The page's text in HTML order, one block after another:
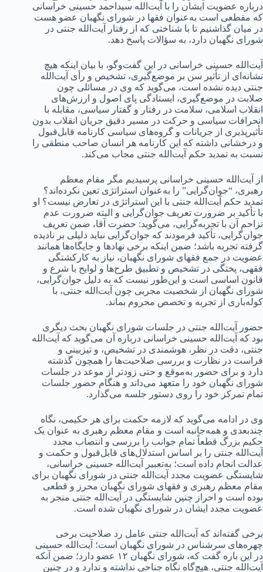
درباره عضویت ایشان را با آیت‌الله سیداحمد حسینی خراسانی
که مقطعی است به‌عنوان فقها در شورای نگهبان عضو هست
در میان گذاشتیم تا با شناختی که از رفتار آیت‌الله جنتی در
شورای نگهبان دارد، به سؤالات پاسخ دهد.
آیت‌الله حسینی خراسانی در این گفت‌وگو، با بیان اینکه هیچ
نشانه‌ای از تأثیر سن بر موضع‌گیری، تشخیص و رأی آیت‌الله
جنتی دیده نشده است، می‌گوید که وی در مسائلی چون
صلابت در موضع‌گیری، ایستادگی پای اصول و ارزش‌های
انقلاب اسلامی، سلامت در رفتار و گفتار سیاسی، مقابله با
انحرافات سیاسی و حرکت در مسیر دقیق جریان انقلاب بدون
تأثیرپذیری از جریانات و گروه‌های سیاسی کارنامه قابل‌قبول
و درخشانی داشته که این کارنامه هر انسان صاحب منطقی را
نسبت به تمدید حکم آیت‌الله جنتی مجاب می‌کند.
از آیت‌الله حسینی خراسانی پرسیدیم مگر مقام معظم
رهبری، “جوان‌گرایی” را به‌عنوان استراتژی تعین نکرده‌اند؟
تمدید حکم آیت‌الله جنتی با این استراتژی در تعارض نیست؟ او
با تأکید بر ضرورت تعریف جوان‌گرایی و البته ضرورت عدم
تزاحم آن با تجربه‌گرایی، می‌گوید: حضرت آقا، ضمن تعریف
جوان‌گرایی، تأکید فرمودند که جوان‌گرایی نباید دلیلی بر نادیده
گرفته تجربه باشد؛ ضمن اینکه برخی نهادها و جایگاه‌ها همانند
عضویت در جمع فقهای شورای نگهبان، نیاز به کارکشتگی
فقهی، پختگی در تشخیص و تطبیق طرح‌ها و لوایح با شرع و
قانون اساسی است و این‌طور نیست که به دلیل جوان‌گرایی،
شورای نگهبان از شخصیت مجربی چون آیت‌الله جنتی، با
کوله‌باری از تجربه و تخصص محروم بماند.
حضور آیت‌الله جنتی در جلسات شورای نگهبان بحث دیگری
بود که آیت‌الله حسینی خراسانی درباره آن می‌گوید که آیت‌الله
جنتی، دقت در نظر، هوشمندی در تشخیص، و تیزبینی و
فراست در نظارت و بررسی صلاحیت‌ها را همچون گذشته
دارد و برای حضور به‌موقع و حتی زودتر از موعد در جلسات
شورای نگهبان خود را متعهد می‌داند و هنگام حضور جلسات
تمام تمرکز خود را روی دستور جلسه می‌گذارد.
وی در ادامه می‌گوید که لازمه حکمت برای هر حکیمی، نگاه
چندبعدی و همه‌جانبه است و مقام معظم رهبری به عنوان یک
حکیم بزرگ قطعاً تمام جوانب را بررسی و انتصاب مجدد
آیت‌الله جنتی را بر اساس استدلال‌های قابل‌قبول و حکمت و
عدالت انجام داده است؛ به‌تعبیر آیت‌الله حسینی خراسانی،
شایستگی عضویت مجدد آیت‌الله جنتی در شورای نگهبان برای
مقام معظم رهبری و فقهای شورای نگهبان محرز و قطعی
بوده است و احراز چنین شایستگی در آیت‌الله جنتی منجر به
عضویت مجدد ایشان در شورای نگهبان شده است.
برخی گفته‌اند که آیت‌الله جنتی عامل رد صلاحیت برخی
چهره‌های سرشناس در شورای نگهبان است؛ آیت‌الله حسینی
در این باره گفت که، شورای نگهبان ۱۲ عضو دارد؛ ضمن آنکه
آیت‌الله جنتی، هیچ‌گاه نگاه جناحی نداشته و ندارد و در چنین